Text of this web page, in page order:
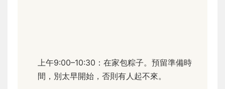
上午9:00–10:30：在家包粽子。預留準備時
間，別太早開始，否則有人起不來。